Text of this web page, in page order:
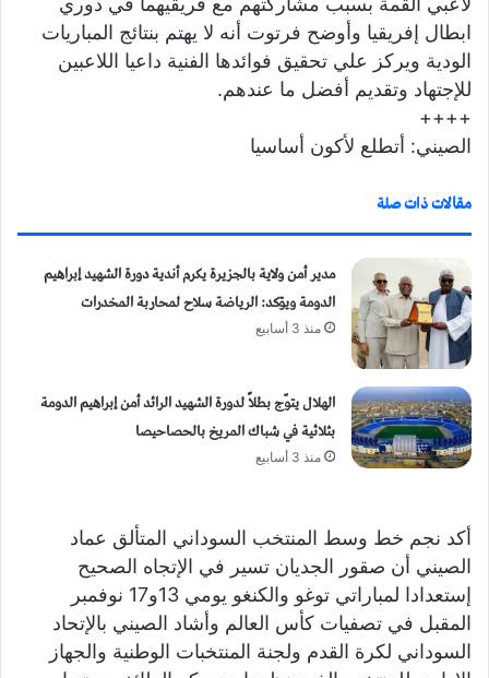
ابطال إفريقيا وأوضح فرتوت أنه لا يهتم بنتائج المباريات
الودية ويركز علي تحقيق فوائدها الفنية داعيا اللاعبين
للإجتهاد وتقديم أفضل ما عندهم.
++++
الصيني: أتطلع لأكون أساسيا
مقالات ذات صلة
مدير أمن ولاية بالجزيرة يكرم أندية دورة الشهيد إبراهيم
الدومة ويؤكد: الرياضة سلاح لمحاربة المخدرات
منذ 3 أسابيع
الهلال يتوّج بطلاً لدورة الشهيد الرائد أمن إبراهيم الدومة
بثلاثية في شباك المريخ بالحصاحيصا
منذ 3 أسابيع
أكد نجم خط وسط المنتخب السوداني المتألق عماد
الصيني أن صقور الجديان تسير في الإتجاه الصحيح
إستعدادا لمباراتي توغو والكنغو يومي 13و17 نوفمبر
المقبل في تصفيات كأس العالم وأشاد الصيني بالإتحاد
السوداني لكرة القدم ولجنة المنتخبات الوطنية والجهاز